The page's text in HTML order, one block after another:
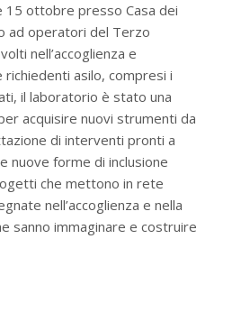
15 ottobre presso Casa dei
ad operatori del Terzo
nell’accoglienza e
asilo, compresi i
il laboratorio è stato una
acquisire nuovi strumenti da
di interventi pronti a
nuove forme di inclusione
che mettono in rete
nell’accoglienza e nella
sanno immaginare e costruire